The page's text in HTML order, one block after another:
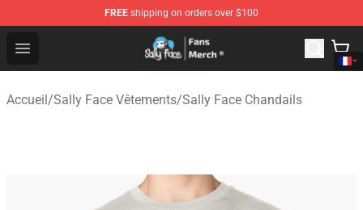
FREE shipping on orders over $100
Open menu
Sally Face Store - Official Sally Face Merchandise Shop
Accueil/Sally Face Vêtements/Sally Face Chandails